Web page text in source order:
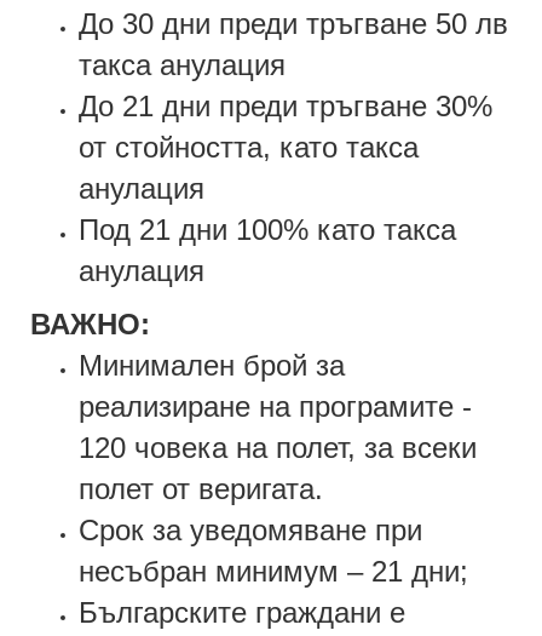
До 30 дни преди тръгване 50 лв
такса анулация
До 21 дни преди тръгване 30%
от стойността, като такса
анулация
Под 21 дни 100% като такса
анулация
ВАЖНО:
Минимален брой за
реализиране на програмите -
120 човека на полет, за всеки
полет от веригата.
Срок за уведомяване при
несъбран минимум – 21 дни;
Българските граждани е